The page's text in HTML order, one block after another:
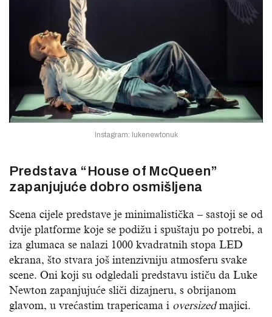
Instagram: lukenewtonuk
Predstava “House of McQueen”
zapanjujuće dobro osmišljena
Scena cijele predstave je minimalistička – sastoji se od
dvije platforme koje se podižu i spuštaju po potrebi, a
iza glumaca se nalazi 1000 kvadratnih stopa LED
ekrana, što stvara još intenzivniju atmosferu svake
scene. Oni koji su odgledali predstavu ističu da Luke
Newton zapanjujuće sliči dizajneru, s obrijanom
glavom, u vrećastim trapericama i oversizedmajici.